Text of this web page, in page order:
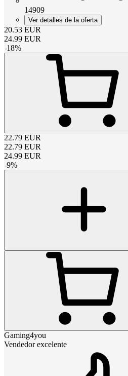
14909
Ver detalles de la oferta
20.53 EUR
24.99 EUR
-18%
22.79 EUR
22.79 EUR
24.99 EUR
-9%
Gaming4you
Vendedor excelente